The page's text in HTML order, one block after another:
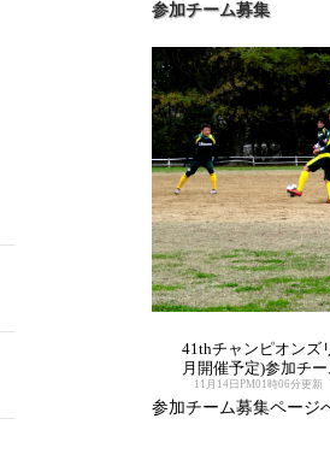
参加チーム募集
41thチャンピオンズ
月開催予定)参加チ
11月14日PM01時06分更新
参加チーム募集ページ